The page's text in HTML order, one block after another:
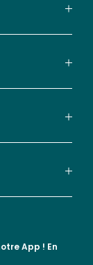
App ! En